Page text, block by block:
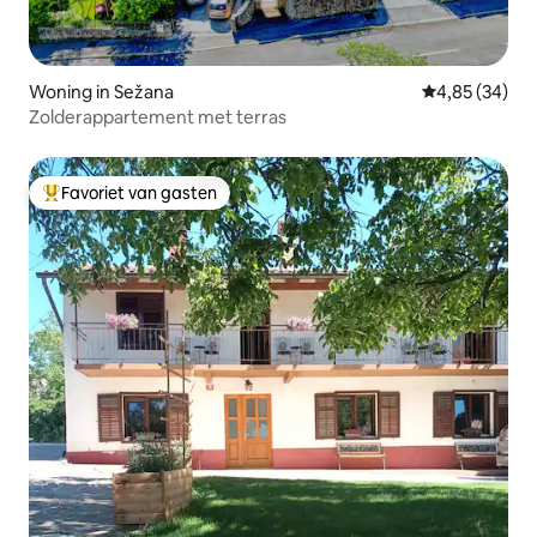
Woning in Sežana Gemiddelde
4,85 (34)
Zolderappartement met terras
Topfavoriet van gasten
Favoriet van gasten